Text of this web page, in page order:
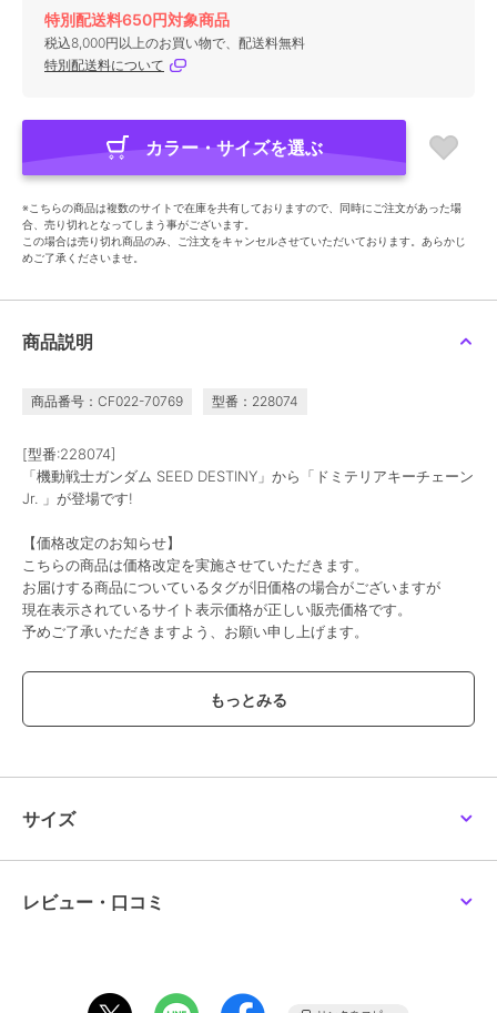
特別配送料650円対象商品
税込8,000円以上のお買い物で、配送料無料
特別配送料について
カラー・サイズを選ぶ
※こちらの商品は複数のサイトで在庫を共有しておりますので、同時にご注文があった場
合、売り切れとなってしまう事がございます。
この場合は売り切れ商品のみ、ご注文をキャンセルさせていただいております。あらかじ
めご了承くださいませ。
商品説明
商品番号：CF022-70769 型番：228074
[型番:228074]
「機動戦士ガンダム SEED DESTINY」から「ドミテリアキーチェーン
Jr. 」が登場です!
【価格改定のお知らせ】
こちらの商品は価格改定を実施させていただきます。
お届けする商品についているタグが旧価格の場合がございますが
現在表示されているサイト表示価格が正しい販売価格です。
予めご了承いただきますよう、お願い申し上げます。
ショップ コレイズ
商品カテゴリ
サイズ
レビュー・口コミ